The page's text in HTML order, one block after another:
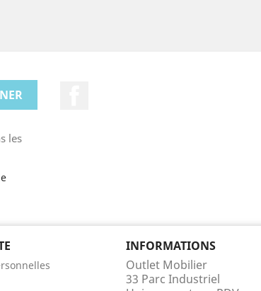
les
INFORMATIONS
Outlet Mobilier
33 Parc Industriel